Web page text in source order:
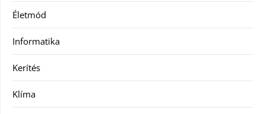
Életmód
Informatika
Kerítés
Klíma